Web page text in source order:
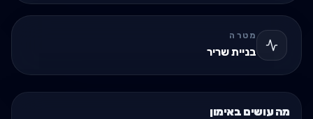
מטרה
בניית שריר
מה עושים באימון